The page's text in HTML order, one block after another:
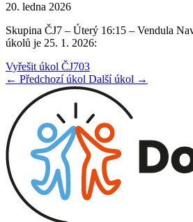
20. ledna 2026
Skupina ČJ7 – Úterý 16:15 – Vendula
úkolů je 25. 1. 2026:
Vyřešit úkol ČJ703
← Předchozí úkol Další úkol →